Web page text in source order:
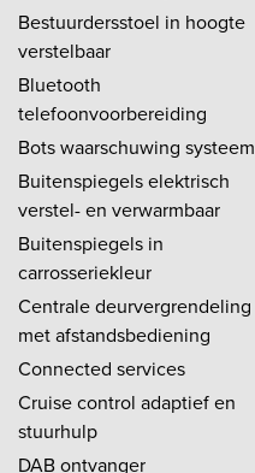
Bestuurdersstoel in hoogte
verstelbaar
Bluetooth
telefoonvoorbereiding
Bots waarschuwing systeem
Buitenspiegels elektrisch
verstel- en verwarmbaar
Buitenspiegels in
carrosseriekleur
Centrale deurvergrendeling
met afstandsbediening
Connected services
Cruise control adaptief en
stuurhulp
DAB ontvanger